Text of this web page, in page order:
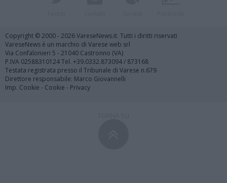
Copyright © 2000 - 2026 VareseNews.it. Tutti i diritti riservati
VareseNews è un marchio di Varese web srl
Via Confalonieri 5 - 21040 Castronno (VA)
P.IVA 02588310124 Tel. +39.0332.873094 / 873168
Testata registrata presso il Tribunale di Varese n.679
Direttore responsabile: Marco Giovannelli
Imp. Cookie - Cookie - Privacy